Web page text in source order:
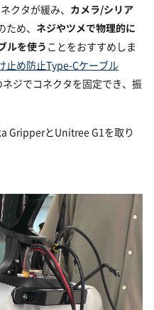
クタが緩み、 カメラ/シリア
め、 ネジやツメで物理的に
ルを使う ことをおすすめしま
止め防止Type-Cケーブル
ネジでコネクタを固定でき、振
GripperとUnitree G1を取り